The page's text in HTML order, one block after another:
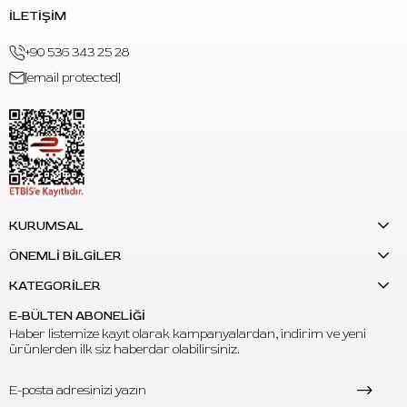
İLETİŞİM
+90 536 343 25 28
[email protected]
KURUMSAL
ÖNEMLİ BİLGİLER
KATEGORİLER
E-BÜLTEN ABONELİĞİ
Haber listemize kayıt olarak kampanyalardan, indirim ve yeni
ürünlerden ilk siz haberdar olabilirsiniz.